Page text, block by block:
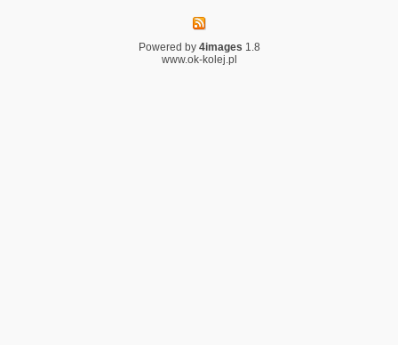
Powered by 4images 1.8
www.ok-kolej.pl